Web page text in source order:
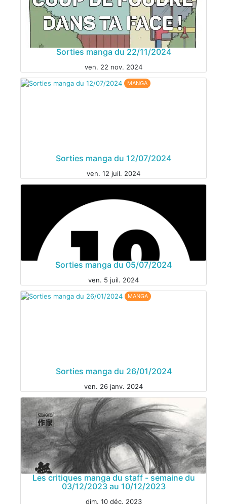
Sorties manga du 22/11/2024
ven. 22 nov. 2024
MANGA
Sorties manga du 12/07/2024
ven. 12 juil. 2024
Sorties manga du 05/07/2024
ven. 5 juil. 2024
MANGA
Sorties manga du 26/01/2024
ven. 26 janv. 2024
Les critiques manga du staff - semaine du
03/12/2023 au 10/12/2023
dim. 10 déc. 2023